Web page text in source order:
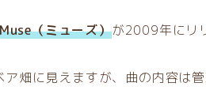
Muse（ミューズ）が2009年にリ
畑に見えますが、曲の内容は